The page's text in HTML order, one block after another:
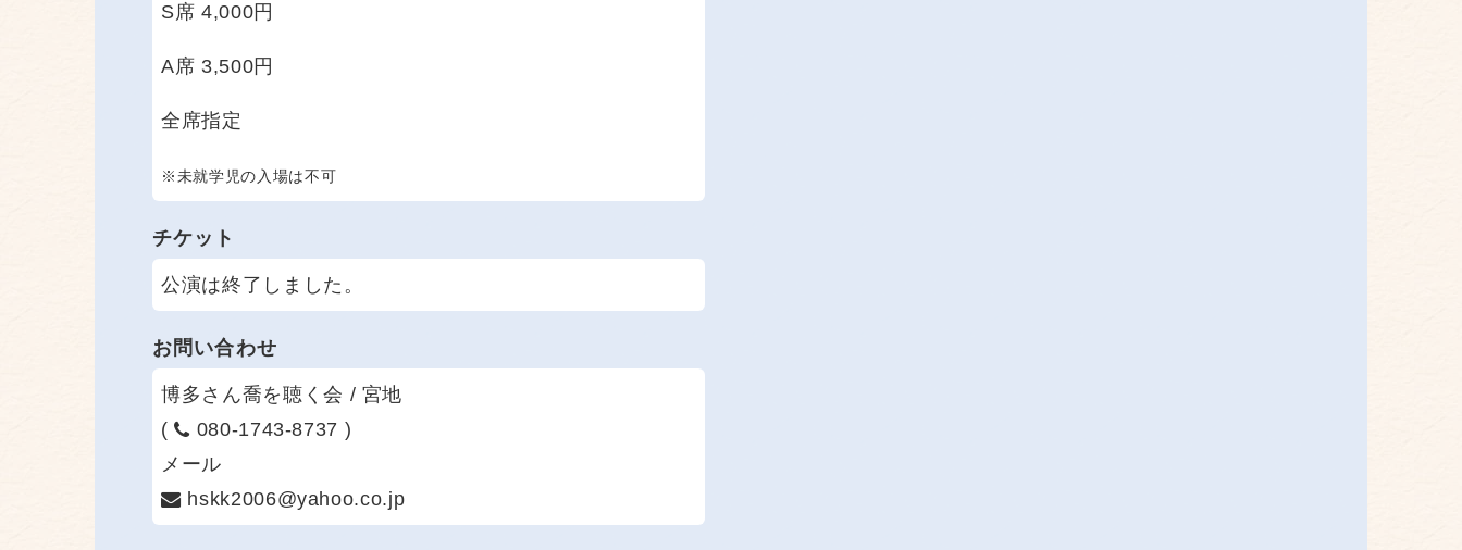
S席 4,000円
A席 3,500円
全席指定
※未就学児の入場は不可
チケット
公演は終了しました。
お問い合わせ
博多さん喬を聴く会 / 宮地
(
080-1743-8737 )
メール
hskk2006@yahoo.co.jp